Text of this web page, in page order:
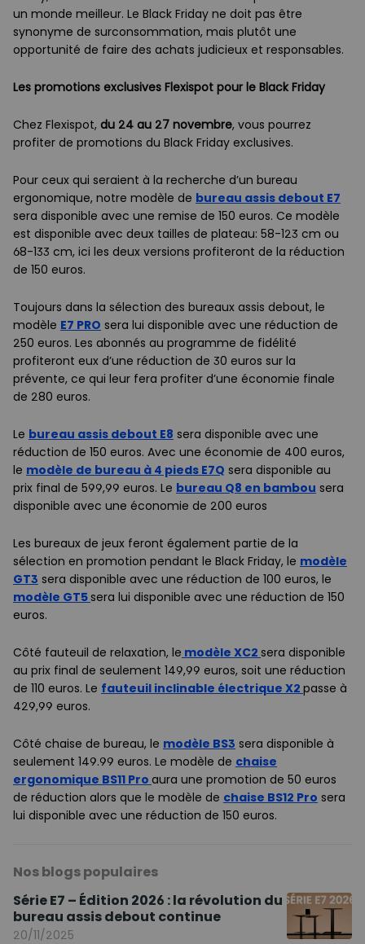
un monde meilleur. Le Black Friday ne doit pas être
synonyme de surconsommation, mais plutôt une
opportunité de faire des achats judicieux et responsables.
Les promotions exclusives Flexispot pour le Black Friday
Chez Flexispot, du 24 au 27 novembre, vous pourrez
profiter de promotions du Black Friday exclusives.
Pour ceux qui seraient à la recherche d’un bureau
ergonomique, notre modèle de bureau assis debout E7
sera disponible avec une remise de 150 euros. Ce modèle
est disponible avec deux tailles de plateau: 58-123 cm ou
68-133 cm, ici les deux versions profiteront de la réduction
de 150 euros.
Toujours dans la sélection des bureaux assis debout, le
modèle E7 PRO sera lui disponible avec une réduction de
250 euros. Les abonnés au programme de fidélité
profiteront eux d’une réduction de 30 euros sur la
prévente, ce qui leur fera profiter d’une économie finale
de 280 euros.
Le bureau assis debout E8 sera disponible avec une
réduction de 150 euros. Avec une économie de 400 euros,
le modèle de bureau à 4 pieds E7Q sera disponible au
prix final de 599,99 euros. Le bureau Q8 en bambou sera
disponible avec une économie de 200 euros
Les bureaux de jeux feront également partie de la
sélection en promotion pendant le Black Friday, le modèle
GT3 sera disponible avec une réduction de 100 euros, le
modèle GT5sera lui disponible avec une réduction de 150
euros.
Côté fauteuil de relaxation, le modèle XC2 sera disponible
au prix final de seulement 149,99 euros, soit une réduction
de 110 euros. Le fauteuil inclinable électrique X2 passe à
429,99 euros.
Côté chaise de bureau, le modèle BS3 sera disponible à
seulement 149.99 euros. Le modèle de chaise
ergonomique BS11 Pro aura une promotion de 50 euros
de réduction alors que le modèle de chaise BS12 Pro sera
lui disponible avec une réduction de 150 euros.
Nos blogs populaires
Série E7 – Édition 2026 : la révolution du
bureau assis debout continue
20/11/2025